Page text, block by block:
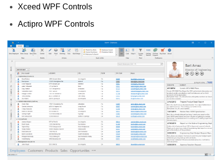
Xceed WPF Controls
Actipro WPF Controls